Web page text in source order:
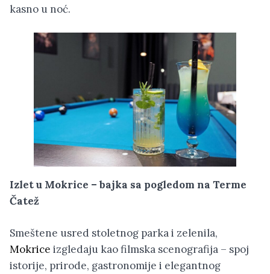
kasno u noć.
Izlet u Mokrice – bajka sa pogledom na Terme
Čatež
Smeštene usred stoletnog parka i zelenila,
Mokrice izgledaju kao filmska scenografija – spoj
istorije, prirode, gastronomije i elegantnog